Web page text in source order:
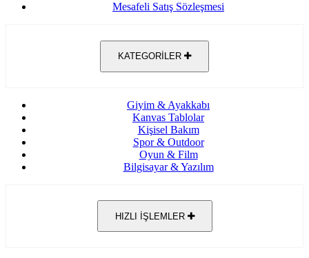
Mesafeli Satış Sözleşmesi
KATEGORİLER
Giyim & Ayakkabı
Kanvas Tablolar
Kişisel Bakım
Spor & Outdoor
Oyun & Film
Bilgisayar & Yazılım
HIZLI İŞLEMLER